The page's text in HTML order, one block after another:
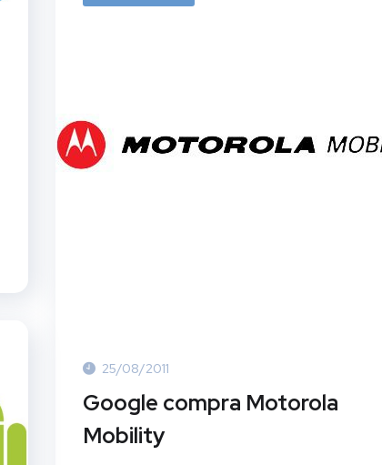
25/08/2011
Google compra Motorola
Mobility